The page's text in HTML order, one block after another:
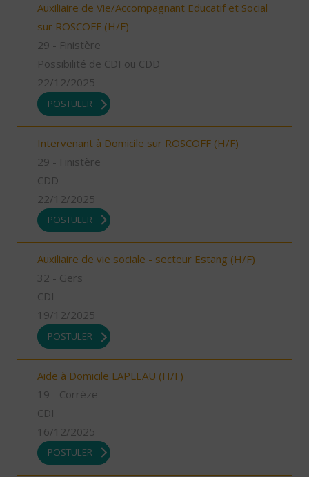
Auxiliaire de Vie/Accompagnant Educatif et Social
sur ROSCOFF (H/F)
29 - Finistère
Possibilité de CDI ou CDD
22/12/2025
POSTULER
Intervenant à Domicile sur ROSCOFF (H/F)
29 - Finistère
CDD
22/12/2025
POSTULER
Auxiliaire de vie sociale - secteur Estang (H/F)
32 - Gers
CDI
19/12/2025
POSTULER
Aide à Domicile LAPLEAU (H/F)
19 - Corrèze
CDI
16/12/2025
POSTULER